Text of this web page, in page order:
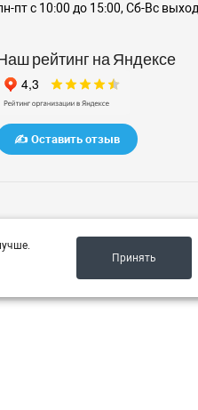
пт с 10:00 до 15:00, Сб-Вс
рейтинг на Яндексе
✍️ Оставить отзыв
Принять